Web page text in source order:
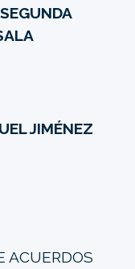
JIMÉNEZ
ACUERDOS